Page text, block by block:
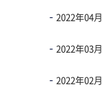
2022年04月
2022年03月
2022年02月